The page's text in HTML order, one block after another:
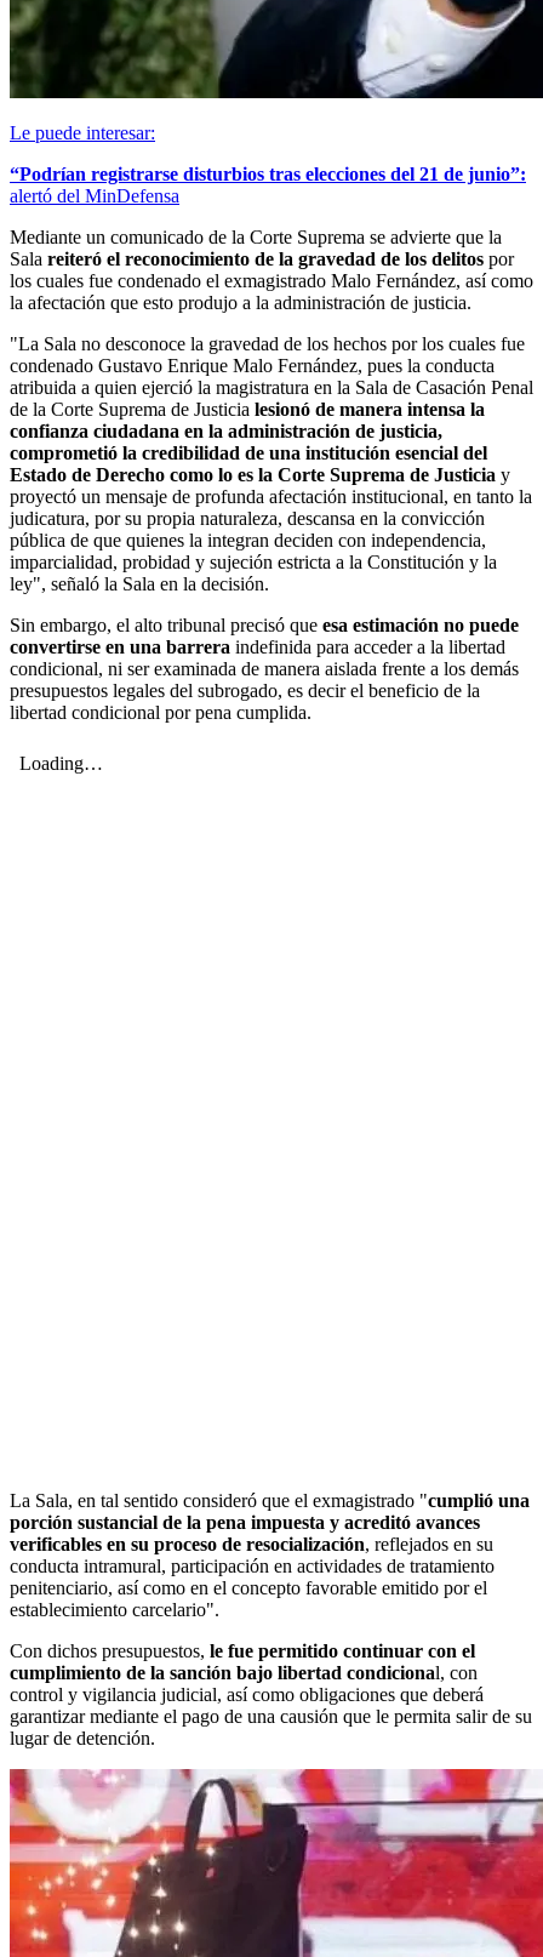
Le puede interesar:
“Podrían registrarse disturbios tras elecciones del 21 de junio”:
alertó del MinDefensa
Mediante un comunicado de la Corte Suprema se advierte que la
Sala reiteró el reconocimiento de la gravedad de los delitos por
los cuales fue condenado el exmagistrado Malo Fernández, así como
la afectación que esto produjo a la administración de justicia.
"La Sala no desconoce la gravedad de los hechos por los cuales fue
condenado Gustavo Enrique Malo Fernández, pues la conducta
atribuida a quien ejerció la magistratura en la Sala de Casación Penal
de la Corte Suprema de Justicia lesionó de manera intensa la
confianza ciudadana en la administración de justicia,
comprometió la credibilidad de una institución esencial del
Estado de Derecho como lo es la Corte Suprema de Justicia y
proyectó un mensaje de profunda afectación institucional, en tanto la
judicatura, por su propia naturaleza, descansa en la convicción
pública de que quienes la integran deciden con independencia,
imparcialidad, probidad y sujeción estricta a la Constitución y la
ley", señaló la Sala en la decisión.
Sin embargo, el alto tribunal precisó que esa estimación no puede
convertirse en una barrera indefinida para acceder a la libertad
condicional, ni ser examinada de manera aislada frente a los demás
presupuestos legales del subrogado, es decir el beneficio de la
libertad condicional por pena cumplida.
La Sala, en tal sentido consideró que el exmagistrado "cumplió una
porción sustancial de la pena impuesta y acreditó avances
verificables en su proceso de resocialización, reflejados en su
conducta intramural, participación en actividades de tratamiento
penitenciario, así como en el concepto favorable emitido por el
establecimiento carcelario".
Con dichos presupuestos, le fue permitido continuar con el
cumplimiento de la sanción bajo libertad condicional, con
control y vigilancia judicial, así como obligaciones que deberá
garantizar mediante el pago de una causión que le permita salir de su
lugar de detención.